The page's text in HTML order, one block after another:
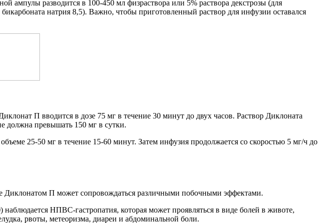
ампулы разводится в 100-450 мл физраствора или 5% раствора декстрозы (для
натрия 8,5). Важно, чтобы приготовленный раствор для инфузии оставался
П вводится в дозе 75 мг в течение 30 минут до двух часов. Раствор Диклоната
должна превышать 150 мг в сутки.
25-50 мг в течение 15-60 минут. Затем инфузия продолжается со скоростью 5 мг/ч до
Диклонатом П может сопровождаться различными побочными эффектами.
НПВС-гастропатия, которая может проявляться в виде болей в животе,
рвоты, метеоризма, диареи и абдоминальной боли.